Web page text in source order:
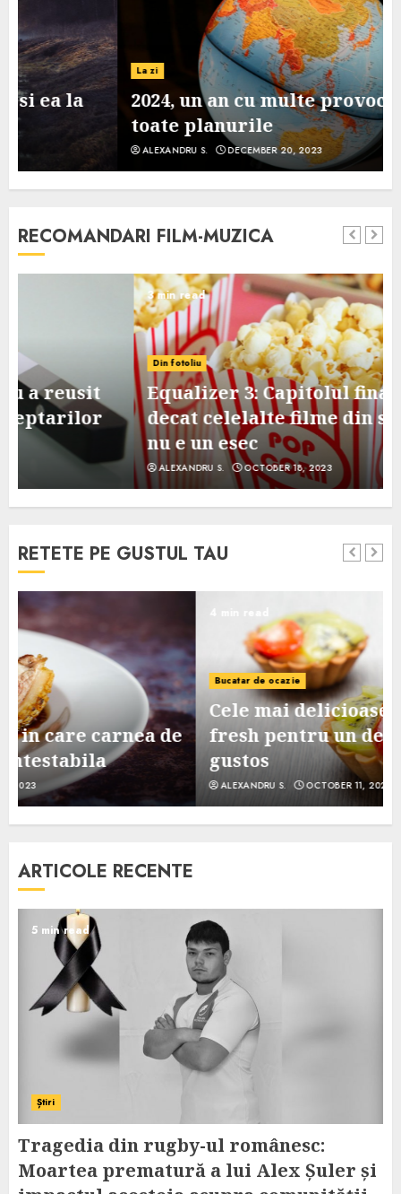
La zi
2024, un an cu multe provocari pe
toate planurile
DECEMBER 20, 2023
RECOMANDARI FILM-MUZICA
Din fotoliu
Equalizer 3: Capitolul final, mai slab
decat celelalte filme din serie, dar
nu e un esec
ALEXANDRU S. OCTOBER 18, 2023
RETETE PE GUSTUL TAU
4 min read
Bucatar de ocazie
Cele mai delicioase retete de tarte
fresh pentru un desert sanatos si
gustos
ALEXANDRU S. OCTOBER 11, 2023
ARTICOLE RECENTE
5 min read
Știri
Tragedia din rugby-ul românesc:
Moartea prematură a lui Alex Șuler și